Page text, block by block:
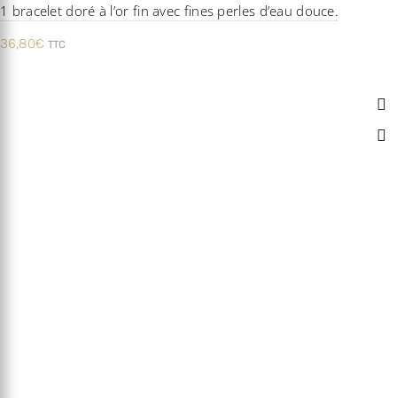
1 bracelet doré à l’or fin avec fines perles d’eau douce.
36,80€ TTC